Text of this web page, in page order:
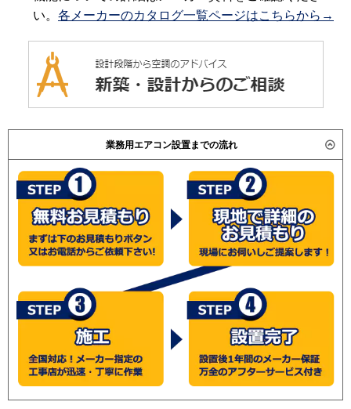
い。 各メーカーのカタログ一覧ページはこちらから→
業務用エアコン設置までの流れ